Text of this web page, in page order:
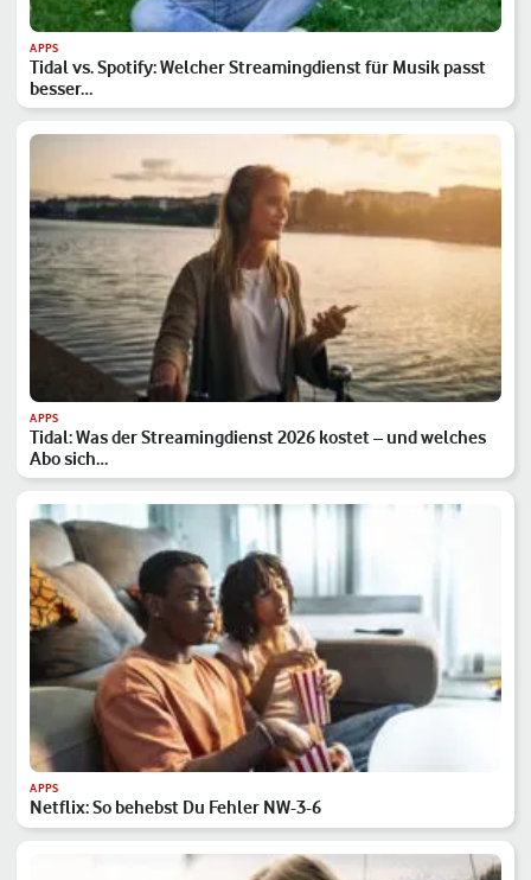
APPS
Tidal vs. Spotify: Welcher Streamingdienst für Musik passt
besser…
APPS
Tidal: Was der Streamingdienst 2026 kostet – und welches
Abo sich…
APPS
Netflix: So behebst Du Fehler NW-3-6